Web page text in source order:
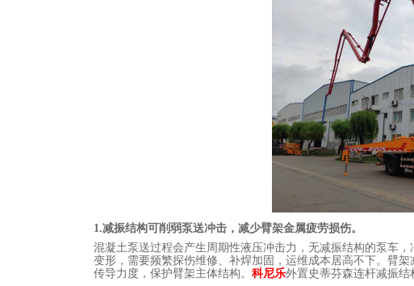
1.减振结构可削弱泵送冲击，减少臂架金属疲劳损伤。
混凝土泵送过程会产生周期性液压冲击力，无减振结构的泵车
变形，需要频繁探伤维修、补焊加固，运维成本居高不下。臂
传导力度，保护臂架主体结构。 科尼乐外置史蒂芬森连杆减振结